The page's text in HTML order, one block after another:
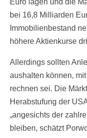
bei 16,8 Milliarden
Immobilienbestand
höhere Aktienkurse
Allerdings sollten
aushalten können,
rechnen sei. Die
Herabstufung der
„angesichts der
bleiben, schätzt